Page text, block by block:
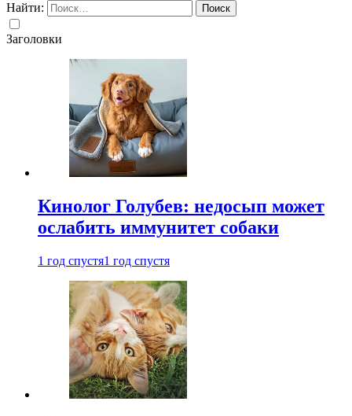
Найти:
Заголовки
Кинолог Голубев: недосып может
ослабить иммунитет собаки
1 год спустя1 год спустя